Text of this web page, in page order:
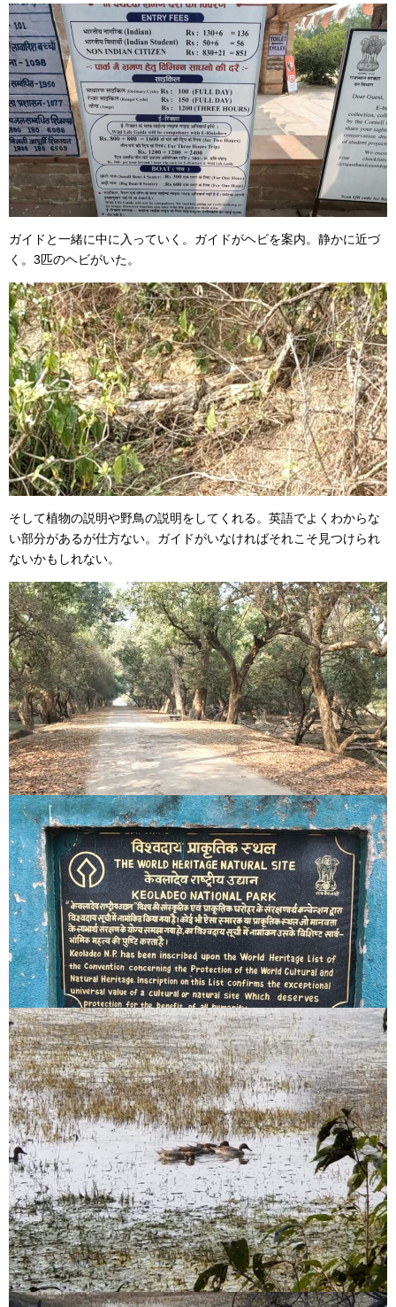
ガイドと一緒に中に入っていく。ガイドがヘビを案内。静かに近づ
く。3匹のヘビがいた。
そして植物の説明や野鳥の説明をしてくれる。英語でよくわからな
い部分があるが仕方ない。ガイドがいなければそれこそ見つけられ
ないかもしれない。